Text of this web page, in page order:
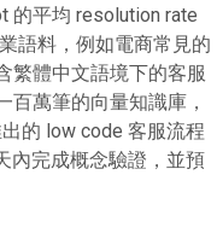
的平均 resolution rate
語料，例如電商常見的
繁體中文語境下的客服
萬筆的向量知識庫，
的 low code 客服流程
內完成概念驗證，並預